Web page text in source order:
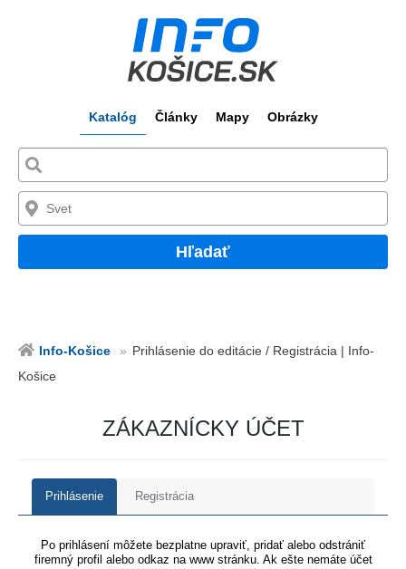
Katalóg Články Mapy Obrázky
Hľadať
Info-Košice
Prihlásenie do editácie / Registrácia | Info-
Košice
ZÁKAZNÍCKY ÚČET
Prihlásenie Registrácia
Po prihlásení môžete bezplatne upraviť, pridať alebo odstrániť
firemný profil alebo odkaz na www stránku. Ak ešte nemáte účet